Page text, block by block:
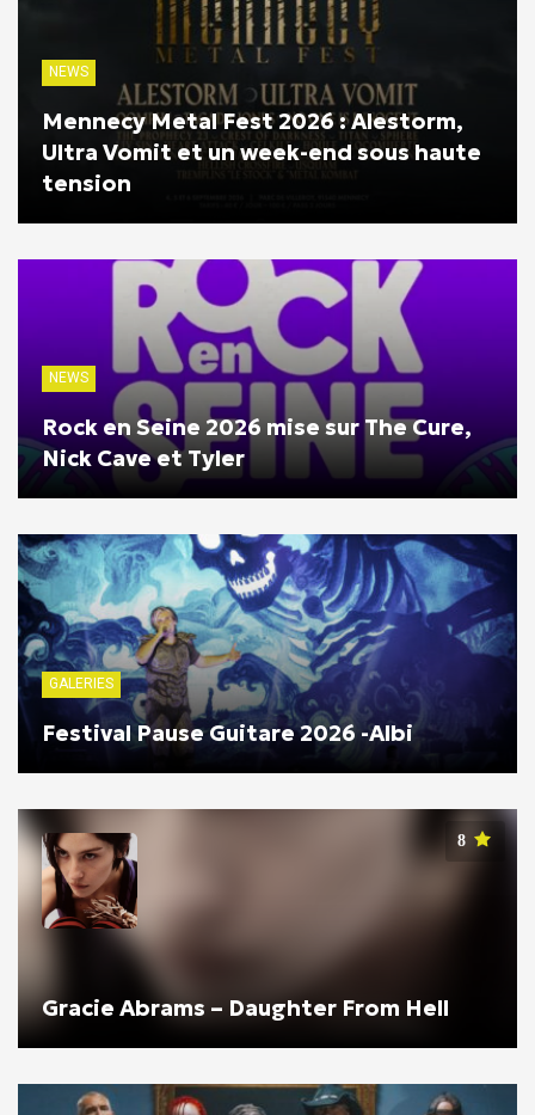
NEWS
Mennecy Metal Fest 2026 : Alestorm,
Ultra Vomit et un week-end sous haute
tension
NEWS
Rock en Seine 2026 mise sur The Cure,
Nick Cave et Tyler
GALERIES
Festival Pause Guitare 2026 -Albi
8
Gracie Abrams – Daughter From Hell